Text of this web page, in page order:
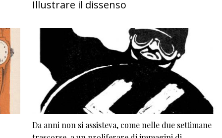
Illustrare il dissenso
Da anni non si assisteva, come nelle due settimane